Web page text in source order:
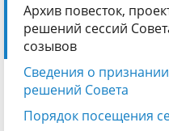
Архив повесток,
решений сессий
созывов
Сведения о
решений Совета
Порядок посещения